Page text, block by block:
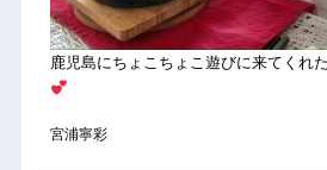
鹿児島にちょこちょこ遊びに来てくれ
宮浦寧彩